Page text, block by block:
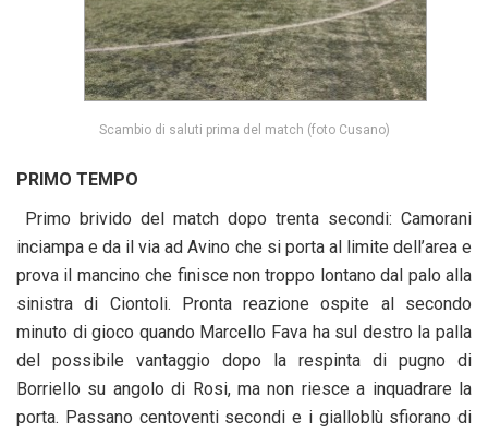
Scambio di saluti prima del match (foto Cusano)
PRIMO TEMPO
Primo brivido del match dopo trenta secondi: Camorani
inciampa e da il via ad Avino che si porta al limite dell’area e
prova il mancino che finisce non troppo lontano dal palo alla
sinistra di Ciontoli. Pronta reazione ospite al secondo
minuto di gioco quando Marcello Fava ha sul destro la palla
del possibile vantaggio dopo la respinta di pugno di
Borriello su angolo di Rosi, ma non riesce a inquadrare la
porta. Passano centoventi secondi e i gialloblù sfiorano di